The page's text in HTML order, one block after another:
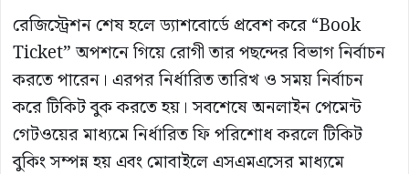
রেজিস্ট্রেশন শেষ হলে ড্যাশবোর্ডে প্রবেশ করে “Book
Ticket” অপশনে গিয়ে রোগী তার পছন্দের বিভাগ নির্বাচন
করতে পারেন। এরপর নির্ধারিত তারিখ ও সময় নির্বাচন
করে টিকিট বুক করতে হয়। সবশেষে অনলাইন পেমেন্ট
গেটওয়ের মাধ্যমে নির্ধারিত ফি পরিশোধ করলে টিকিট
বুকিং সম্পন্ন হয় এবং মোবাইলে এসএমএসের মাধ্যমে